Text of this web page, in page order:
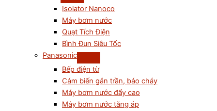
Isolator Nanoco
Máy bơm nước
Quạt Tích Điện
Bình Đun Siêu Tốc
Panasonic
Bếp điện từ
Cám biến gắn trần, báo cháy
Máy bơm nước đẩy cao
Máy bơm nước tăng áp